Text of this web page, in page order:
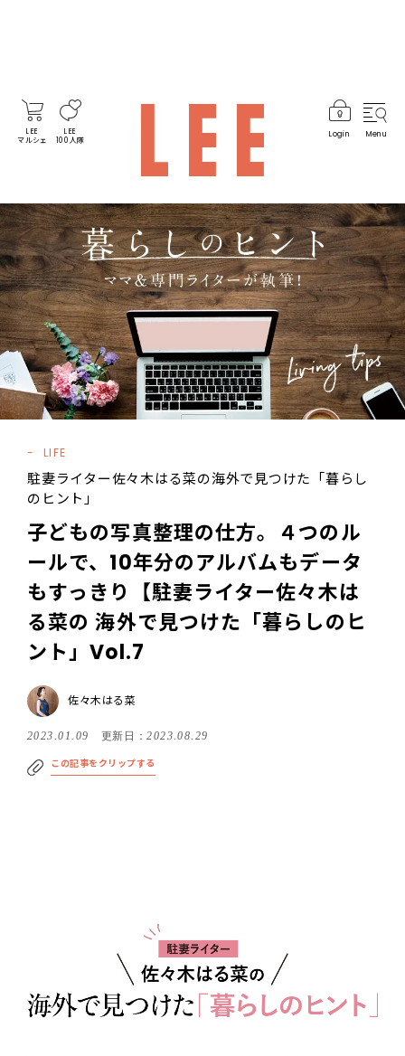
LEE
マルシェ
LEE
100人隊
Login Menu
LIFE
駐妻ライター佐々木はる菜の海外で見つけた「暮らし
のヒント」
子どもの写真整理の仕方。４つのル
ールで、10年分のアルバムもデータ
もすっきり【駐妻ライター佐々木は
る菜の 海外で見つけた「暮らしのヒ
ント」Vol.7
佐々木はる菜
2023.01.09 更新日：2023.08.29
この記事をクリップする